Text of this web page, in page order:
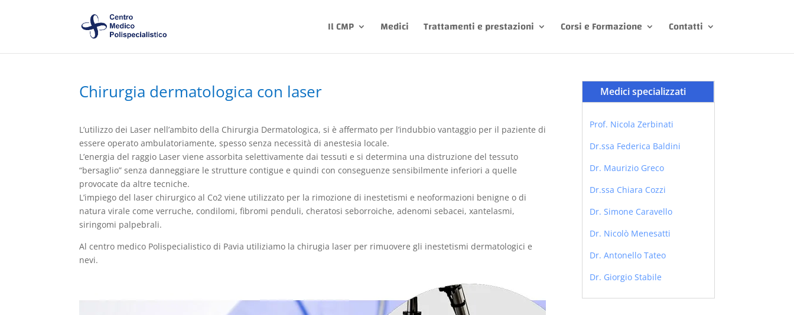
Il CMP Medici Trattamenti e prestazioni Corsi e Formazione Contatti
Chirurgia dermatologica con laser
L’utilizzo dei Laser nell’ambito della Chirurgia Dermatologica, si è affermato per l’indubbio vantaggio per il paziente di
essere operato ambulatoriamente, spesso senza necessità di anestesia locale.
L’energia del raggio Laser viene assorbita selettivamente dai tessuti e si determina una distruzione del tessuto
“bersaglio” senza danneggiare le strutture contigue e quindi con conseguenze sensibilmente inferiori a quelle
provocate da altre tecniche.
L’impiego del laser chirurgico al Co2 viene utilizzato per la rimozione di inestetismi e neoformazioni benigne o di
natura virale come verruche, condilomi, fibromi penduli, cheratosi seborroiche, adenomi sebacei, xantelasmi,
siringomi palpebrali.
Al centro medico Polispecialistico di Pavia utiliziamo la chirugia laser per rimuovere gli inestetismi dermatologici e
nevi.
Medici specializzati
Prof. Nicola Zerbinati
Dr.ssa Federica Baldini
Dr. Maurizio Greco
Dr.ssa Chiara Cozzi
Dr. Simone Caravello
Dr. Nicolò Menesatti
Dr. Antonello Tateo
Dr. Giorgio Stabile